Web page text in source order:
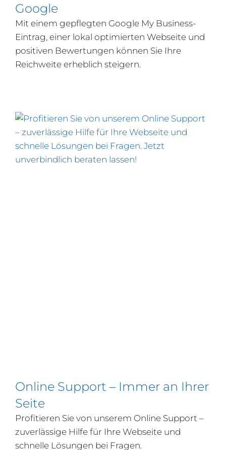
Google
Mit einem gepflegten Google My Business-
Eintrag, einer lokal optimierten Webseite und
positiven Bewertungen können Sie Ihre
Reichweite erheblich steigern.
Online Support – Immer an Ihrer
Seite
Profitieren Sie von unserem Online Support –
zuverlässige Hilfe für Ihre Webseite und
schnelle Lösungen bei Fragen.